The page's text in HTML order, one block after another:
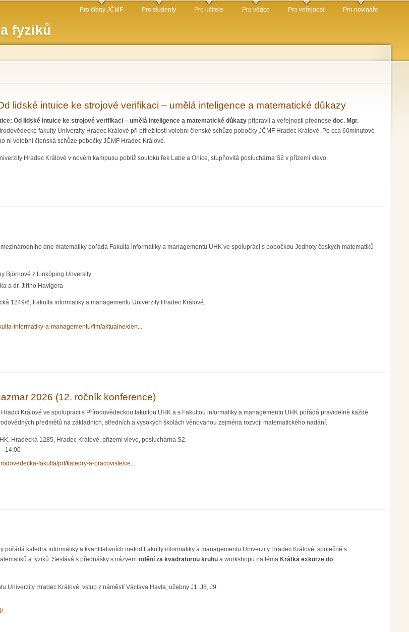
obsahu
fyziků
Pro členy JČMF Pro studenty Pro učitele Pro vědce Pro veřejnost Pro novináře
lidské intuice ke strojové verifikaci – umělá inteligence a matematické důkazy
Od lidské intuice ke strojové verifikaci – umělá inteligence a matematické důkazy připravil a veřejnosti přednese doc. Mgr.
fakulty Univerzity Hradec Králové při příležitosti volební členské schůze pobočky JČMF Hradec Králové. Po cca 60minutové
ní volební členská schůze pobočky JČMF Hradec Králové.
Hradec Králové v novém kampusu poblíž soutoku řek Labe a Orlice, stupňovitá posluchárna S2 v přízemí vlevo.
dne matematiky pořádá Fakulta informatiky a managementu UHK ve spolupráci s pobočkou Jednoty českých matematiků
Björnové z Linköping Unversity
a dr. Jiřího Havigera
1249/6, Fakulta informatiky a managementu Univerzity Hradec Králové.
informatiky-a-managementu/fim/aktualne/den...
2026 (12. ročník konference)
Králové ve spolupráci s Přírodovědeckou fakultou UHK a s Fakultou informatiky a managementu UHK pořádá pravidelně každé
předmětů na základních, středních a vysokých školách věnovanou zejména rozvoji matematického nadání.
Hradecká 1285, Hradec Králové, přízemí vlevo, posluchárna S2.
- 14:00
fakulta/prf/katedry-a-pracoviste/ce...
pořádá katedra informatiky a kvantitativních metod Fakulty informatiky a managementu Univerzity Hradec Králové, společně s
a fyziků. Sestává s přednášky s názvem πdění za kvadraturou kruhu a workshopu na téma Krátká exkurze do
Univerzity Hradec Králové, vstup z náměstí Václava Havla, učebny J1, J8, J9.